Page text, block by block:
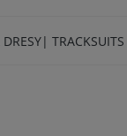
TRACKSUITS